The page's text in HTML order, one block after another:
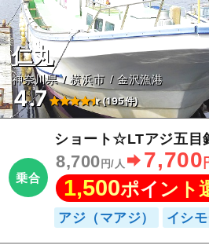
仁丸
神奈川県 横浜市 金沢漁港
4.7 (195件)
乗合
ショート☆LTアジ五目
8,700 円/人 7,700
1,500ポイント
アジ（マアジ） イシ